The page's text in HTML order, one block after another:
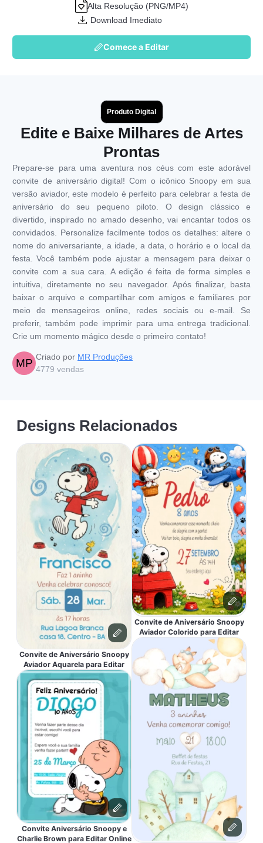
Alta Resolução (PNG/MP4)
Download Imediato
Comece a Editar
Produto Digital
Edite e Baixe Milhares de Artes
Prontas
Prepare-se para uma aventura nos céus com este adorável
convite de aniversário digital! Com o icônico Snoopy em sua
versão aviador, este modelo é perfeito para celebrar a festa de
aniversário do seu pequeno piloto. O design clássico e
divertido, inspirado no amado desenho, vai encantar todos os
convidados. Personalize facilmente todos os detalhes: altere o
nome do aniversariante, a idade, a data, o horário e o local da
festa. Você também pode ajustar a mensagem para deixar o
convite com a sua cara. A edição é feita de forma simples e
intuitiva, diretamente no seu navegador. Após finalizar, basta
baixar o arquivo e compartilhar com amigos e familiares por
meio de mensageiros online, redes sociais ou e-mail. Se
preferir, também pode imprimir para uma entrega tradicional.
Crie um momento mágico desde o primeiro contato!
MP Criado por MR Produções
4779 vendas
Designs Relacionados
Convite de Aniversário Snoopy
Aviador Aquarela para Editar
Convite Aniversário Snoopy e
Charlie Brown para Editar Online
Convite de Aniversário Snoopy
Aviador Colorido para Editar